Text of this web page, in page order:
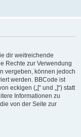
dir weitreichende
Rechte zur Verwendung
vergeben, können jedoch
werden. BBCode ist
eckigen („[“ und „]“) statt
Informationen zu
von der Seite zur